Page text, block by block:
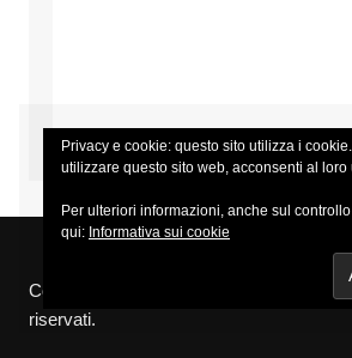
Privacy e cookie: questo sito utilizza i
utilizzare questo sito web, acconsenti al loro
Per ulteriori informazioni, anche sul
qui: Informativa sui cookie
Copyright © 2026 Eventi Concerti
riservati.